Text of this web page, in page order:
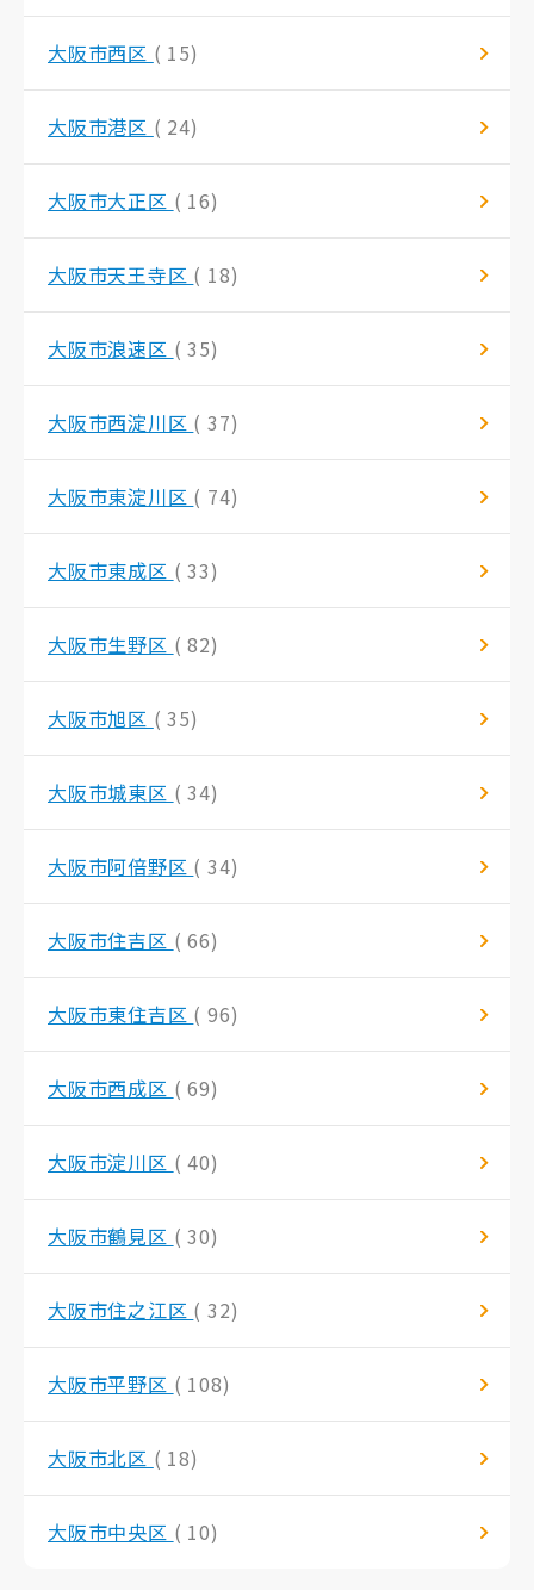
大阪市西区 ( 15)
大阪市港区 ( 24)
大阪市大正区 ( 16)
大阪市天王寺区 ( 18)
大阪市浪速区 ( 35)
大阪市西淀川区 ( 37)
大阪市東淀川区 ( 74)
大阪市東成区 ( 33)
大阪市生野区 ( 82)
大阪市旭区 ( 35)
大阪市城東区 ( 34)
大阪市阿倍野区 ( 34)
大阪市住吉区 ( 66)
大阪市東住吉区 ( 96)
大阪市西成区 ( 69)
大阪市淀川区 ( 40)
大阪市鶴見区 ( 30)
大阪市住之江区 ( 32)
大阪市平野区 ( 108)
大阪市北区 ( 18)
大阪市中央区 ( 10)